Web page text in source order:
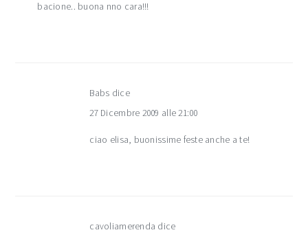
bacione.. buona nno cara!!!
Babs dice
27 Dicembre 2009 alle 21:00
ciao elisa, buonissime feste anche a te!
cavoliamerenda dice